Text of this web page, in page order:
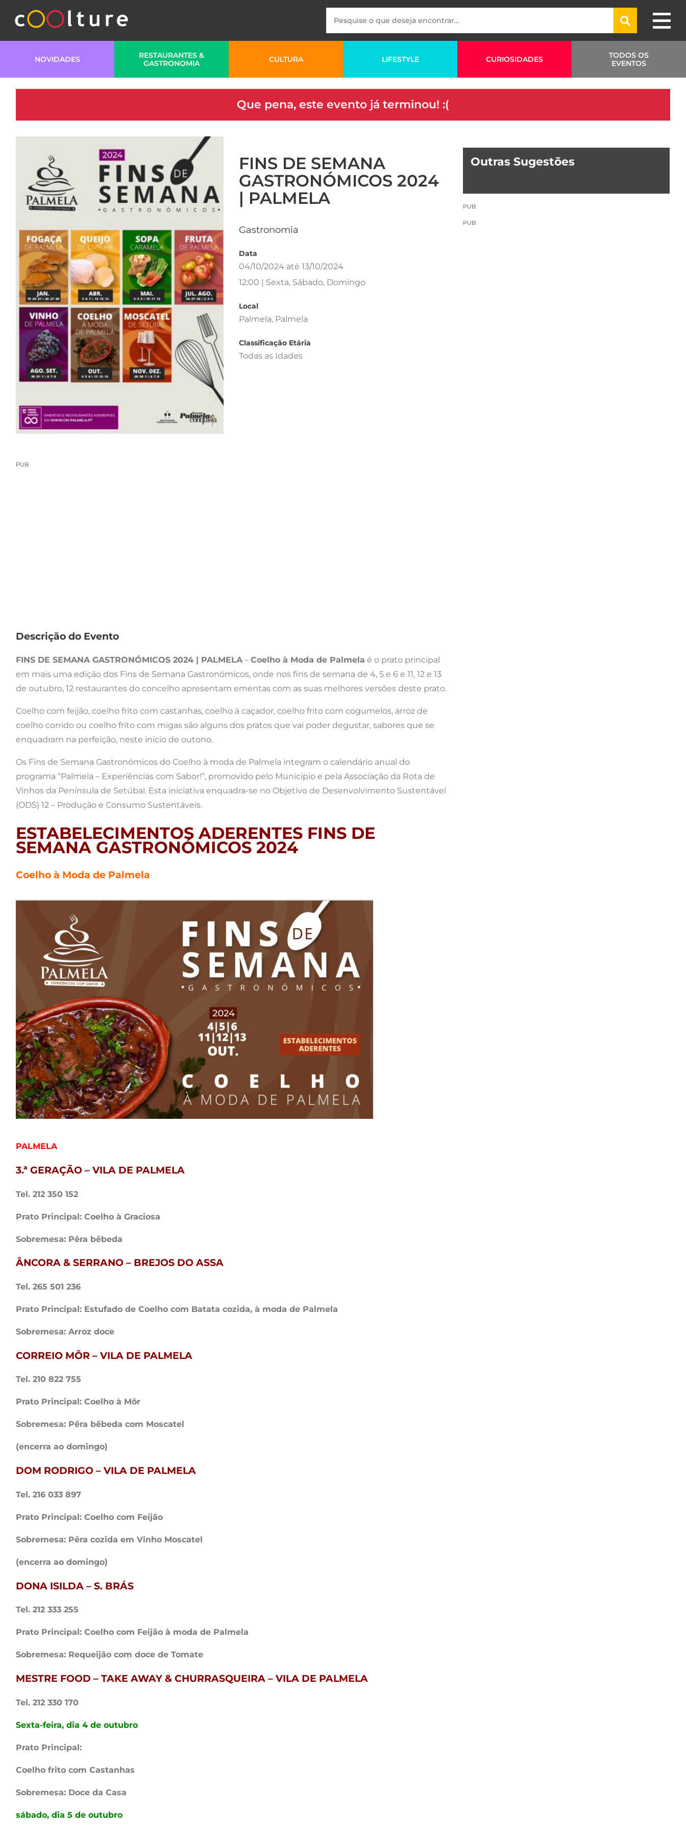
NOVIDADES
RESTAURANTES &
GASTRONOMIA
CULTURA LIFESTYLE CURIOSIDADES
TODOS OS
EVENTOS
Que pena, este evento já terminou! :(
FINS DE SEMANA
GASTRONÓMICOS 2024
| PALMELA
Gastronomia
Data
04/10/2024 até 13/10/2024
12:00 | Sexta, Sábado, Domingo
Local
Palmela, Palmela
Classificação Etária
Todas as Idades
PUB
Descrição do Evento
FINS DE SEMANA GASTRONÓMICOS 2024 | PALMELA– Coelho à Moda de Palmela é o prato principal
em mais uma edição dos Fins de Semana Gastronómicos, onde nos fins de semana de 4, 5 e 6 e 11, 12 e 13
de outubro, 12 restaurantes do concelho apresentam ementas com as suas melhores versões deste prato.
Coelho com feijão, coelho frito com castanhas, coelho à caçador, coelho frito com cogumelos, arroz de
coelho corrido ou coelho frito com migas são alguns dos pratos que vai poder degustar, sabores que se
enquadram na perfeição, neste início de outono.
Os Fins de Semana Gastronómicos do Coelho à moda de Palmela integram o calendário anual do
programa “Palmela – Experiências com Sabor!”, promovido pelo Município e pela Associação da Rota de
Vinhos da Península de Setúbal. Esta iniciativa enquadra-se no Objetivo de Desenvolvimento Sustentável
(ODS) 12 – Produção e Consumo Sustentáveis.
ESTABELECIMENTOS ADERENTES FINS DE
SEMANA GASTRONÓMICOS 2024
Coelho à Moda de Palmela
PALMELA
3.ª GERAÇÃO – VILA DE PALMELA
Tel. 212 350 152
Prato Principal: Coelho à Graciosa
Sobremesa: Pêra bêbeda
ÂNCORA & SERRANO – BREJOS DO ASSA
Tel. 265 501 236
Prato Principal: Estufado de Coelho com Batata cozida, à moda de Palmela
Sobremesa: Arroz doce
CORREIO MÔR – VILA DE PALMELA
Tel. 210 822 755
Prato Principal: Coelho à Môr
Sobremesa: Pêra bêbeda com Moscatel
(encerra ao domingo)
DOM RODRIGO – VILA DE PALMELA
Tel. 216 033 897
Prato Principal: Coelho com Feijão
Sobremesa: Pêra cozida em Vinho Moscatel
(encerra ao domingo)
DONA ISILDA – S. BRÁS
Tel. 212 333 255
Prato Principal: Coelho com Feijão à moda de Palmela
Sobremesa: Requeijão com doce de Tomate
MESTRE FOOD – TAKE AWAY & CHURRASQUEIRA – VILA DE PALMELA
Tel. 212 330 170
Sexta-feira, dia 4 de outubro
Prato Principal:
Coelho frito com Castanhas
Sobremesa: Doce da Casa
sábado, dia 5 de outubro
Outras Sugestões
PUB
PUB